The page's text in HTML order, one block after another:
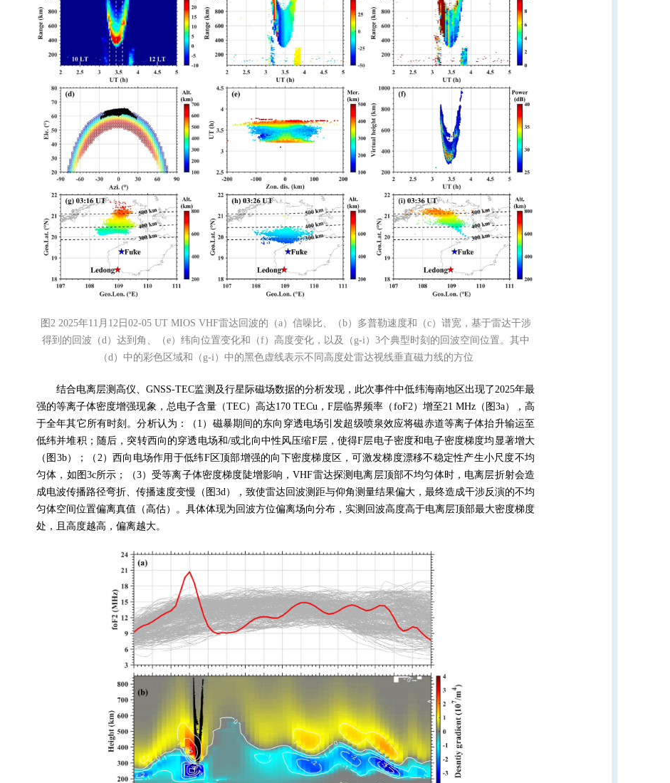
图2 2025年11月12日02-05 UT MIOS VHF雷达回波的（a）信噪比、（b）多普勒速度和（c）谱宽，基于雷达干涉
得到的回波（d）达到角、（e）纬向位置变化和（f）高度变化，以及（g-i）3个典型时刻的回波空间位置。其中
（d）中的彩色区域和（g-i）中的黑色虚线表示不同高度处雷达视线垂直磁力线的方位
结合电离层测高仪、GNSS-TEC监测及行星际磁场数据的分析发现，此次事件中低纬海南地区出现了 2025年最
强的等离子体密度增强现象，总电子含量（TEC）高达170 TECu ，F层临界频率（ foF2 ）增至 21 MHz（图 3a），高
于全年其它所有时刻。分析认为：（ 1 ）磁暴期间的东向穿透电场引发超级喷泉效应将磁赤道等离子体抬升输运至
低纬并堆积；随后，突转西向的穿透电场和/或北向中性风压缩F层，使得F层电子密度和电子密度梯度均显著增大
（图 3b）；（ 2 ）西向电场作用于低纬F区顶部增强的向下密度梯度区，可激发梯度漂移不稳定性产生小尺度不均
匀体，如图 3c所示；（3）受等离子体密度梯度陡增影响，VHF雷达探测电离层顶部不均匀体时，电离层折射会造
成电波传播路径弯折、传播速度变慢（图 3d ），致使雷达回波测距与仰角测量结果偏大，最终造成干涉反演的不均
匀体空间位置偏离真值（高估）。具体体现为回波方位偏离场向分布，实测回波高度高于电离层顶部最大密度梯度
处，且高度越高，偏离越大。